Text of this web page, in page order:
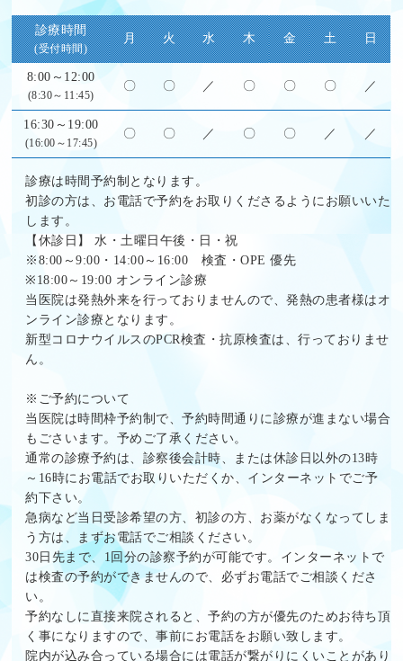
診療時間
(受付時間)
月 火 水 木 金 土 日
8:00～12:00
(8:30～11:45)
〇 〇 ／ 〇 〇 〇 ／
16:30～19:00
(16:00～17:45)
〇 〇 ／ 〇 〇 ／ ／
診療は時間予約制となります。
初診の方は、お電話で予約をお取りくださるようにお願いいた
します。
【休診日】 水・土曜日午後・日・祝
※8:00～9:00・14:00～16:00 検査・OPE 優先
※18:00～19:00 オンライン診療
当医院は発熱外来を行っておりませんので、発熱の患者様はオ
ンライン診療となります。
新型コロナウイルスのPCR検査・抗原検査は、行っておりませ
ん。
※ご予約について
当医院は時間枠予約制で、予約時間通りに診療が進まない場合
もごさいます。予めご了承ください。
通常の診療予約は、診察後会計時、または休診日以外の13時
～16時にお電話でお取りいただくか、インターネットでご予
約下さい。
急病など当日受診希望の方、初診の方、お薬がなくなってしま
う方は、まずお電話でご相談ください。
30日先まで、1回分の診察予約が可能です。インターネットで
は検査の予約ができませんので、必ずお電話でご相談くださ
い。
予約なしに直接来院されると、予約の方が優先のためお待ち頂
く事になりますので、事前にお電話をお願い致します。
院内が込み合っている場合には電話が繋がりにくいことがあり